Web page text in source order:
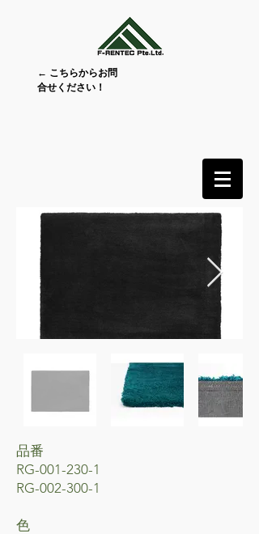
← こちらからお問
合せください！
品番
RG-001-230-1
RG-002-300-1
​色